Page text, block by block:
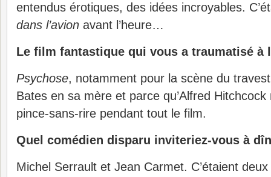
entendus érotiques, des idées incroyables.
dans l’avion avant l’heure…
Le film fantastique qui vous a traumatisé à
Psychose, notamment pour la scène du
Bates en sa mère et parce qu’Alfred Hitchcock
pince-sans-rire pendant tout le film.
Quel comédien disparu inviteriez-vous à
Michel Serrault et Jean Carmet. C’étaient